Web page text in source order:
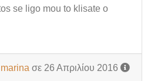
se ligo mou to klisate o
marina σε 26 Απριλίου 2016